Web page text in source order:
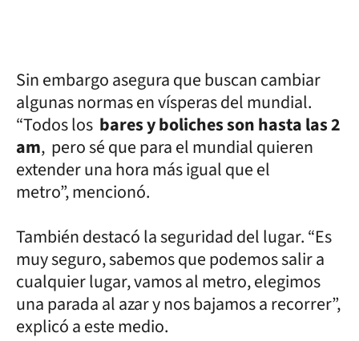
Sin embargo asegura que buscan cambiar
algunas normas en vísperas del mundial.
“Todos los bares y boliches son hasta las 2
am, pero sé que para el mundial quieren
extender una hora más igual que el
metro”, mencionó.
También destacó la seguridad del lugar. “Es
muy seguro, sabemos que podemos salir a
cualquier lugar, vamos al metro, elegimos
una parada al azar y nos bajamos a recorrer”,
explicó a este medio.